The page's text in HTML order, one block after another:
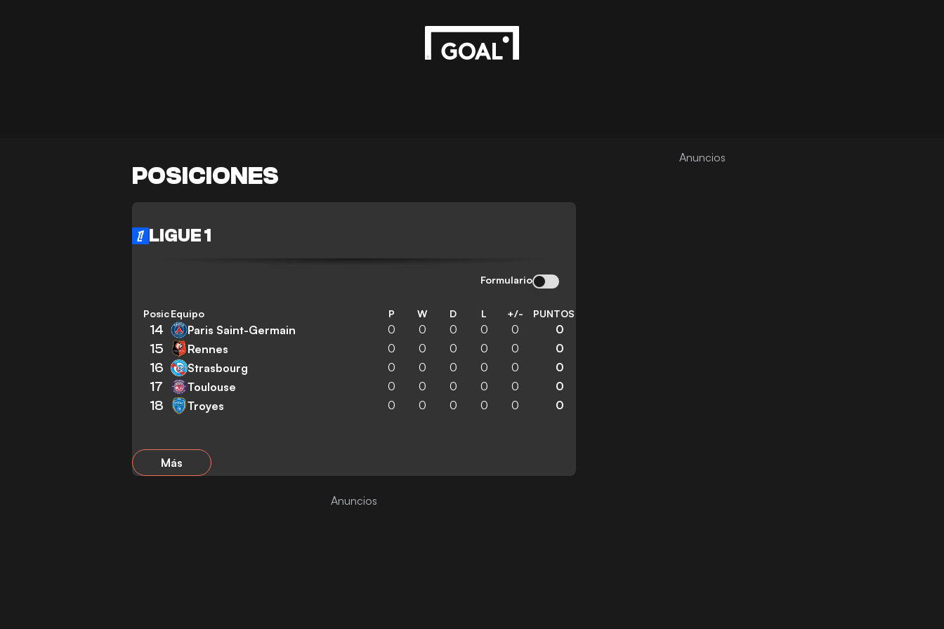
POSICIONES
LIGUE 1
Formulario
PosiciónEquipo P W D L +/- PUNTOS
14 Paris Saint-Germain 0 0 0 0 0 0
15 Rennes 0 0 0 0 0 0
16 Strasbourg 0 0 0 0 0 0
17 Toulouse 0 0 0 0 0 0
18 Troyes 0 0 0 0 0 0
Más